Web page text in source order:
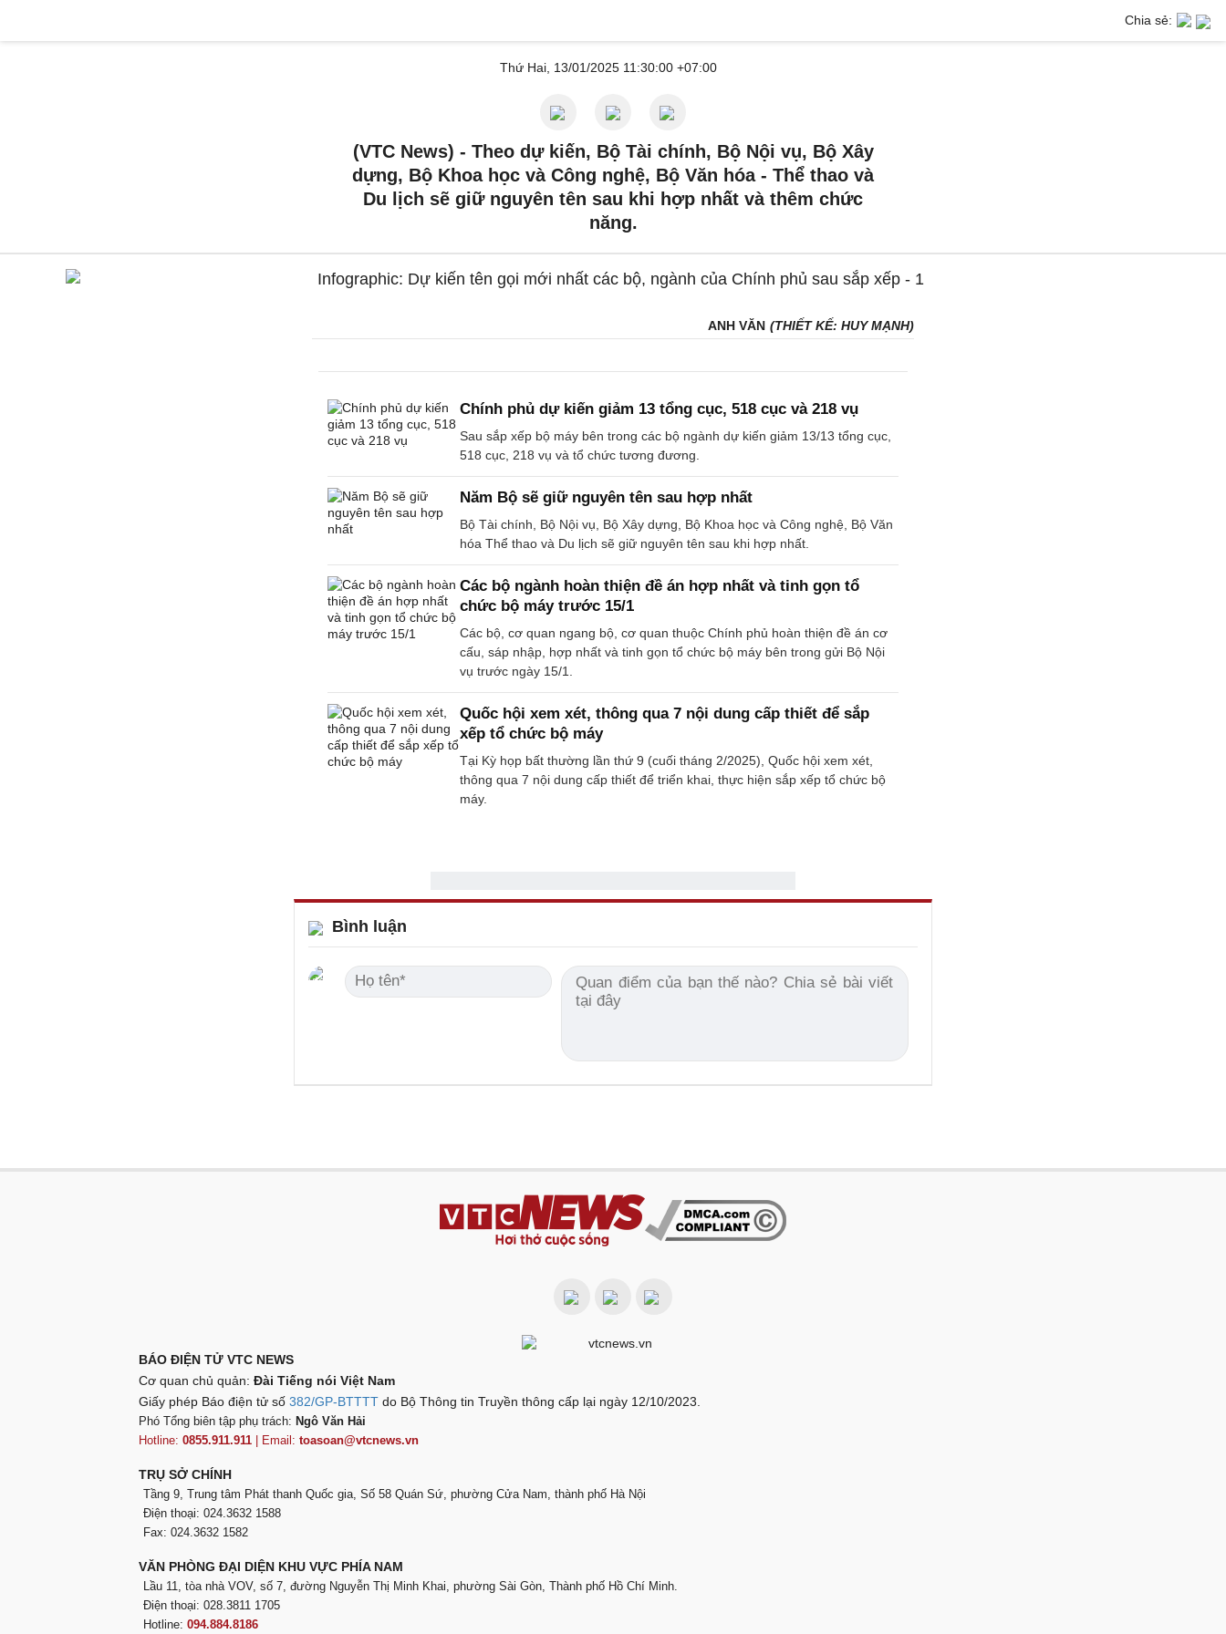
Chia sẻ:
Thứ Hai, 13/01/2025 11:30:00 +07:00
(VTC News) - Theo dự kiến, Bộ Tài chính, Bộ Nội vụ, Bộ Xây
dựng, Bộ Khoa học và Công nghệ, Bộ Văn hóa - Thể thao và
Du lịch sẽ giữ nguyên tên sau khi hợp nhất và thêm chức
năng.
ANH VĂN (THIẾT KẾ: HUY MẠNH)
Chính phủ dự kiến giảm 13 tổng cục, 518 cục và 218 vụ
Sau sắp xếp bộ máy bên trong các bộ ngành dự kiến giảm 13/13 tổng cục,
518 cục, 218 vụ và tổ chức tương đương.
Năm Bộ sẽ giữ nguyên tên sau hợp nhất
Bộ Tài chính, Bộ Nội vụ, Bộ Xây dựng, Bộ Khoa học và Công nghệ, Bộ Văn
hóa Thể thao và Du lịch sẽ giữ nguyên tên sau khi hợp nhất.
Các bộ ngành hoàn thiện đề án hợp nhất và tinh gọn tổ
chức bộ máy trước 15/1
Các bộ, cơ quan ngang bộ, cơ quan thuộc Chính phủ hoàn thiện đề án cơ
cấu, sáp nhập, hợp nhất và tinh gọn tổ chức bộ máy bên trong gửi Bộ Nội
vụ trước ngày 15/1.
Quốc hội xem xét, thông qua 7 nội dung cấp thiết để sắp
xếp tổ chức bộ máy
Tại Kỳ họp bất thường lần thứ 9 (cuối tháng 2/2025), Quốc hội xem xét,
thông qua 7 nội dung cấp thiết để triển khai, thực hiện sắp xếp tổ chức bộ
máy.
Bình luận
BÁO ĐIỆN TỬ VTC NEWS
Cơ quan chủ quản: Đài Tiếng nói Việt Nam
Giấy phép Báo điện tử số 382/GP-BTTTT do Bộ Thông tin Truyền thông cấp lại ngày 12/10/2023.
Phó Tổng biên tập phụ trách: Ngô Văn Hải
Hotline: 0855.911.911 | Email: toasoan@vtcnews.vn
TRỤ SỞ CHÍNH
Tầng 9, Trung tâm Phát thanh Quốc gia, Số 58 Quán Sứ, phường Cửa Nam, thành phố Hà Nội
Điện thoại: 024.3632 1588
Fax: 024.3632 1582
VĂN PHÒNG ĐẠI DIỆN KHU VỰC PHÍA NAM
Lầu 11, tòa nhà VOV, số 7, đường Nguyễn Thị Minh Khai, phường Sài Gòn, Thành phố Hồ Chí Minh.
Điện thoại: 028.3811 1705
Hotline: 094.884.8186